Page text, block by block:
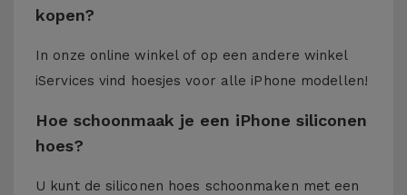
kopen?
In onze online winkel of op een andere winkel
iServices vind hoesjes voor alle iPhone modellen!
Hoe schoonmaak je een iPhone siliconen
hoes?
U kunt de siliconen hoes schoonmaken met een